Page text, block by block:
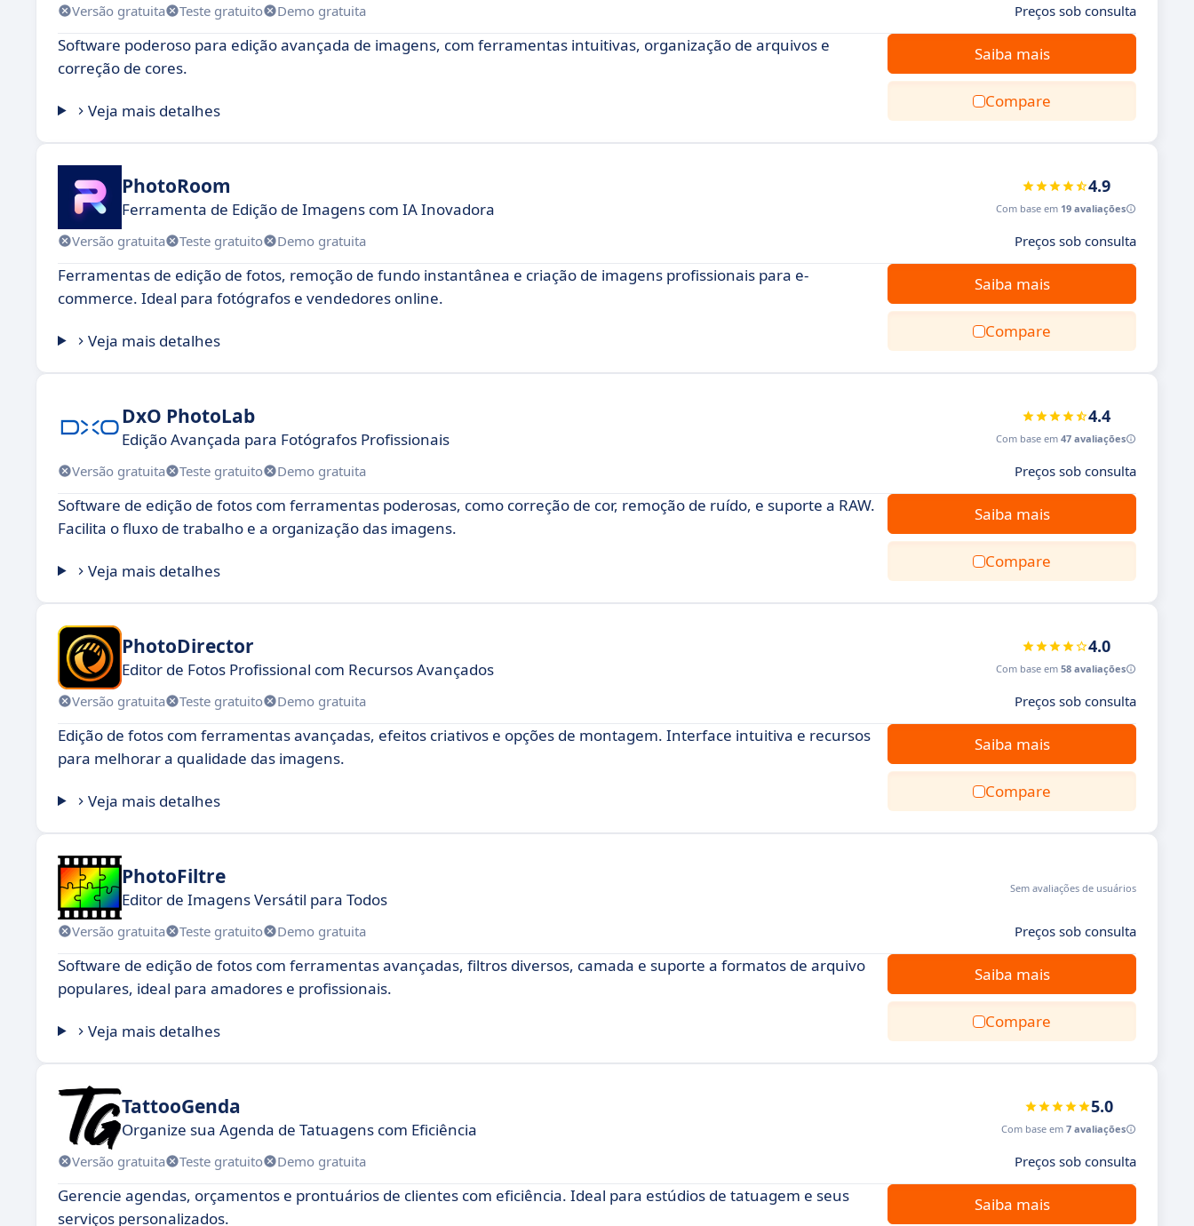
Versão gratuita Teste gratuito Demo gratuita Preços sob consulta
Software poderoso para edição avançada de imagens, com ferramentas intuitivas, organização de arquivos e
correção de cores.
Veja mais detalhes
Saiba mais
Compare
PhotoRoom
Ferramenta de Edição de Imagens com IA Inovadora
4.9
Com base em 19 avaliações
Versão gratuita Teste gratuito Demo gratuita Preços sob consulta
Ferramentas de edição de fotos, remoção de fundo instantânea e criação de imagens profissionais para e-
commerce. Ideal para fotógrafos e vendedores online.
Veja mais detalhes
Saiba mais
Compare
DxO PhotoLab
Edição Avançada para Fotógrafos Profissionais
4.4
Com base em 47 avaliações
Versão gratuita Teste gratuito Demo gratuita Preços sob consulta
Software de edição de fotos com ferramentas poderosas, como correção de cor, remoção de ruído, e suporte a RAW.
Facilita o fluxo de trabalho e a organização das imagens.
Veja mais detalhes
Saiba mais
Compare
PhotoDirector
Editor de Fotos Profissional com Recursos Avançados
4.0
Com base em 58 avaliações
Versão gratuita Teste gratuito Demo gratuita Preços sob consulta
Edição de fotos com ferramentas avançadas, efeitos criativos e opções de montagem. Interface intuitiva e recursos
para melhorar a qualidade das imagens.
Veja mais detalhes
Saiba mais
Compare
PhotoFiltre
Editor de Imagens Versátil para Todos
Sem avaliações de usuários
Versão gratuita Teste gratuito Demo gratuita Preços sob consulta
Software de edição de fotos com ferramentas avançadas, filtros diversos, camada e suporte a formatos de arquivo
populares, ideal para amadores e profissionais.
Veja mais detalhes
Saiba mais
Compare
TattooGenda
Organize sua Agenda de Tatuagens com Eficiência
5.0
Com base em 7 avaliações
Versão gratuita Teste gratuito Demo gratuita Preços sob consulta
Gerencie agendas, orçamentos e prontuários de clientes com eficiência. Ideal para estúdios de tatuagem e seus
serviços personalizados.
Saiba mais